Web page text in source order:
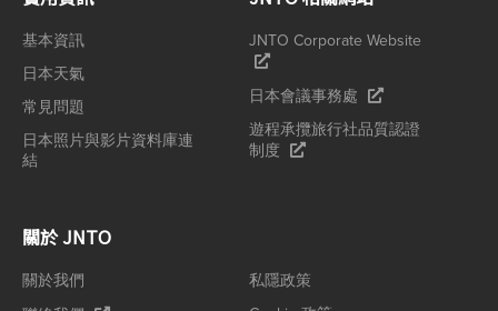
基本資訊
日本天氣
常見問題
日本照片與影片資料庫連
結
JNTO Corporate Website
日本會議事務處
遊程承攬旅行社品質認證
制度
關於 JNTO
關於我們
私隱政策